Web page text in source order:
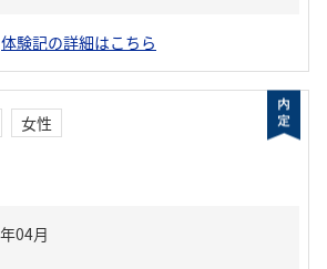
体験記の詳細はこちら
女性